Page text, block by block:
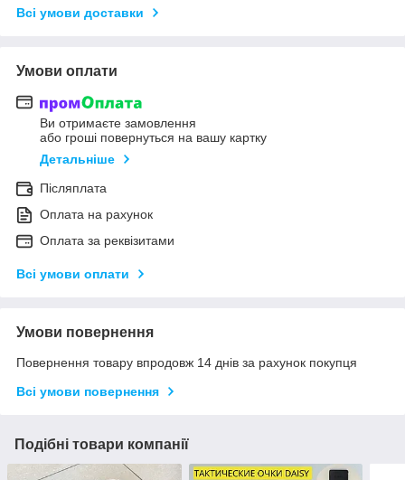
Всі умови доставки
Умови оплати
Ви отримаєте замовлення
або гроші повернуться на вашу картку
Детальніше
Післяплата
Оплата на рахунок
Оплата за реквізитами
Всі умови оплати
Умови повернення
Повернення товару впродовж 14 днів за рахунок покупця
Всі умови повернення
Подібні товари компанії